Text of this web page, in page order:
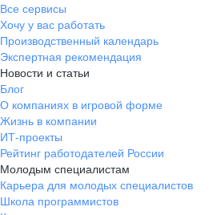
Все сервисы
Хочу у вас работать
Производственный календарь
Экспертная рекомендация
Новости и статьи
Блог
О компаниях в игровой форме
Жизнь в компании
ИТ-проекты
Рейтинг работодателей России
Молодым специалистам
Карьера для молодых специалистов
Школа программистов